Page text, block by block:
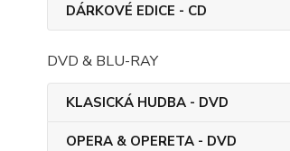
DÁRKOVÉ EDICE - CD
DVD & BLU-RAY
KLASICKÁ HUDBA - DVD
OPERA & OPERETA - DVD